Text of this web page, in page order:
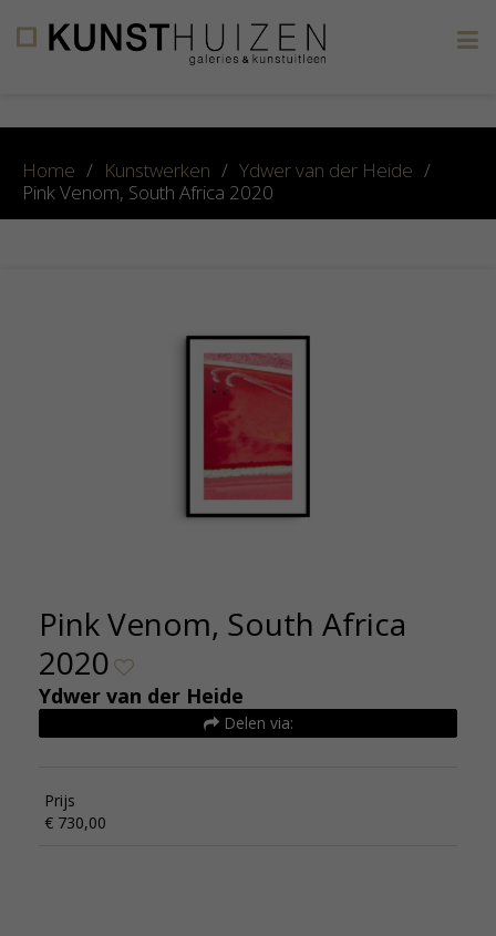
Home / Kunstwerken / Ydwer van der Heide /
Pink Venom, South Africa 2020
Pink Venom, South Africa
2020
Ydwer van der Heide
Delen via:
Prijs
€ 730,00